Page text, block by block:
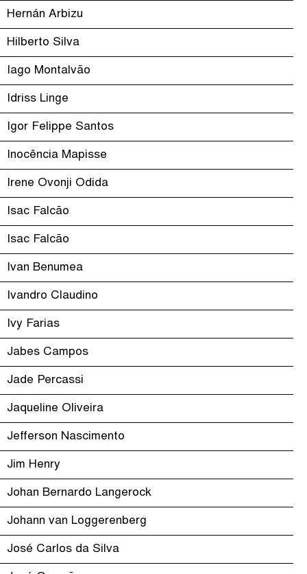
Hernán Arbizu
Hilberto Silva
Iago Montalvão
Idriss Linge
Igor Felippe Santos
Inocência Mapisse
Irene Ovonji Odida
Isac Falcão
Isac Falcão
Ivan Benumea
Ivandro Claudino
Ivy Farias
Jabes Campos
Jade Percassi
Jaqueline Oliveira
Jefferson Nascimento
Jim Henry
Johan Bernardo Langerock
Johann van Loggerenberg
José Carlos da Silva